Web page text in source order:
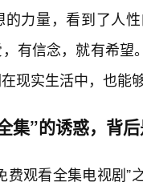
的力量，看到了人
有信念，就有希
现实生活中，也能
集”的诱惑，背
费观看全集电视剧